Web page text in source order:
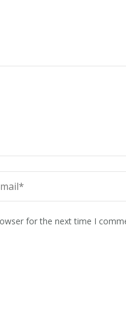
for the next time I